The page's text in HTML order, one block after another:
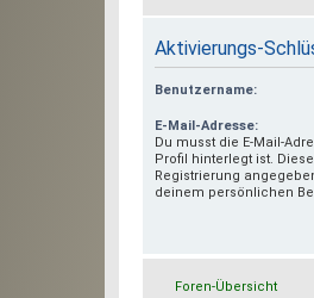
Aktivierungs-
Benutzername:
E-Mail-Adresse:
Du musst die E-Mail-
Profil hinterlegt ist.
Registrierung
deinem persönlichen
Foren-Übersicht